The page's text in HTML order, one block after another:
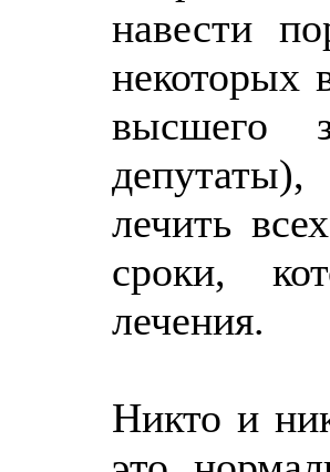
навести
некоторых
высшего
лечить
сроки,
лечения.
Никто и